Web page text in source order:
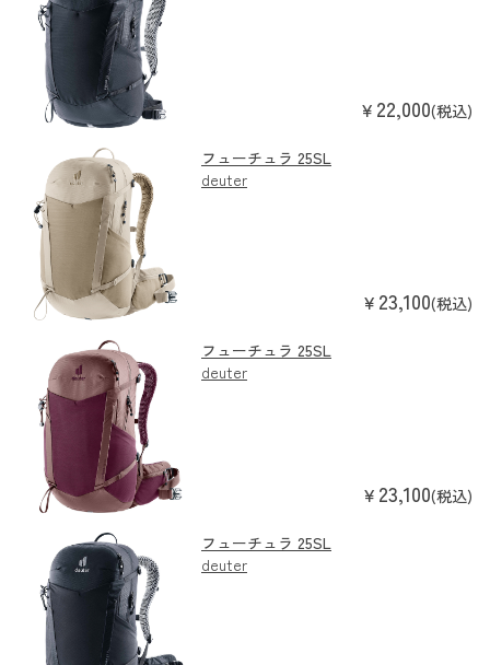
￥ 22,000(税込)
フューチュラ 25SL
deuter
￥ 23,100(税込)
フューチュラ 25SL
deuter
￥ 23,100(税込)
フューチュラ 25SL
deuter